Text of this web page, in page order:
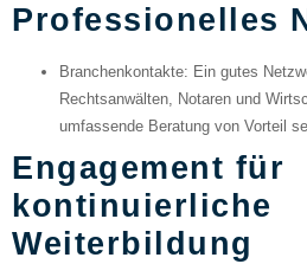
Professionelles
Branchenkontakte: Ein gutes
Rechtsanwälten, Notaren und
umfassende Beratung von Vorteil
Engagement für
kontinuierliche
Weiterbildung